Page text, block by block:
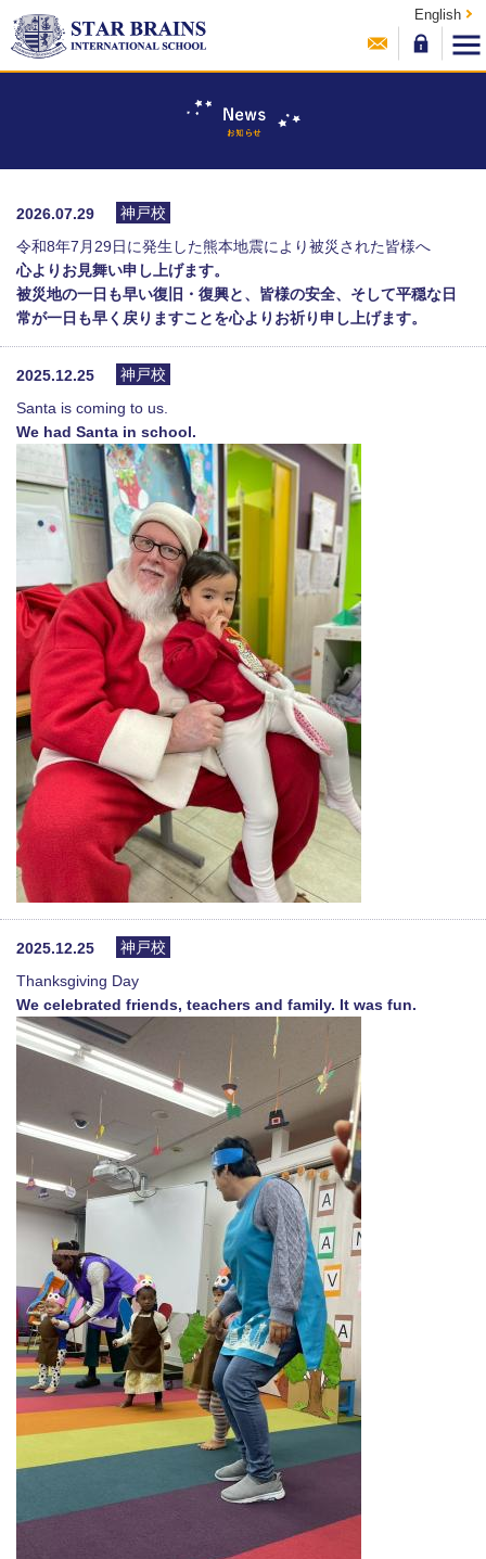
English
2026.07.29
神戸校
令和8年7月29日に発生した熊本地震により被災された皆様へ
心よりお見舞い申し上げます。
被災地の一日も早い復旧・復興と、皆様の安全、そして平穏な日
常が一日も早く戻りますことを心よりお祈り申し上げます。
2025.12.25
神戸校
Santa is coming to us.
We had Santa in school.
2025.12.25
神戸校
Thanksgiving Day
We celebrated friends, teachers and family. It was fun.